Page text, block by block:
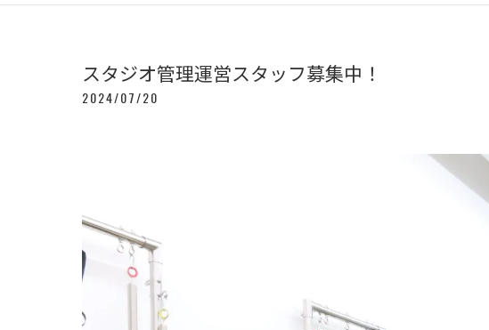
スタジオ管理運営スタッフ募集中！
2024/07/20